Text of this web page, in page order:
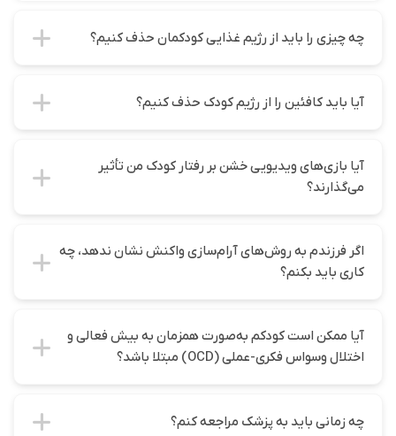
چه چیزی را باید از رژیم غذایی کودکمان حذف کنیم؟
آیا باید کافئین را از رژیم کودک حذف کنیم؟
آیا بازی‌های ویدیویی خشن بر رفتار کودک من تأثیر
می‌گذارند؟
اگر فرزندم به روش‌های آرام‌سازی واکنش نشان ندهد، چه
کاری باید بکنم؟
آیا ممکن است کودکم به‌صورت همزمان به بیش فعالی و
اختلال وسواس فکری-عملی (OCD) مبتلا باشد؟
چه زمانی باید به پزشک مراجعه کنم؟